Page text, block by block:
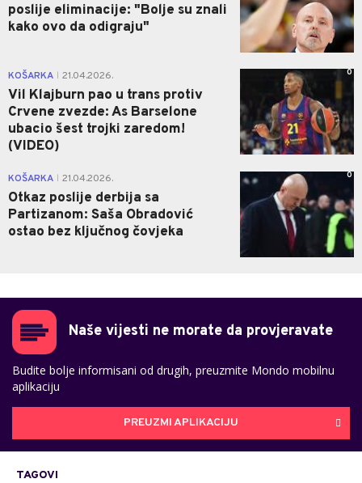
poslije eliminacije: "Bolje su znali
kako ovo da odigraju"
KOŠARKA 21.04.2026.
Vil Klajburn pao u trans protiv
Crvene zvezde: As Barselone
ubacio šest trojki zaredom!
(VIDEO)
0
KOŠARKA 21.04.2026.
Otkaz poslije derbija sa
Partizanom: Saša Obradović
ostao bez ključnog čovjeka
0
Naše vijesti ne morate da provjeravate
Budite bolje informisani od drugih, preuzmite Mondo mobilnu
aplikaciju
PREUZMI APLIKACIJU
TAGOVI